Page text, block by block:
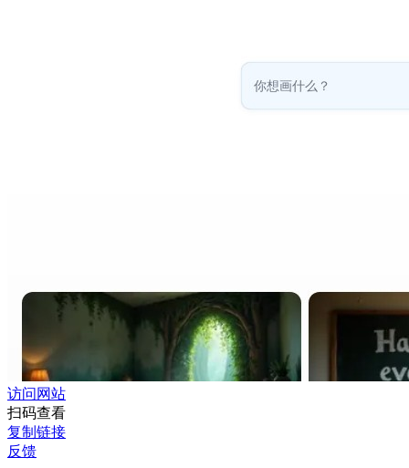
访问网站
扫码查看
复制链接
反馈